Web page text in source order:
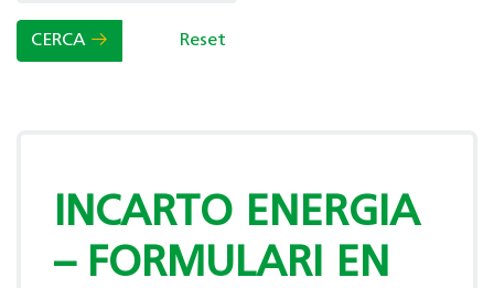
CERCA Reset
INCARTO ENERGIA
– FORMULARI EN